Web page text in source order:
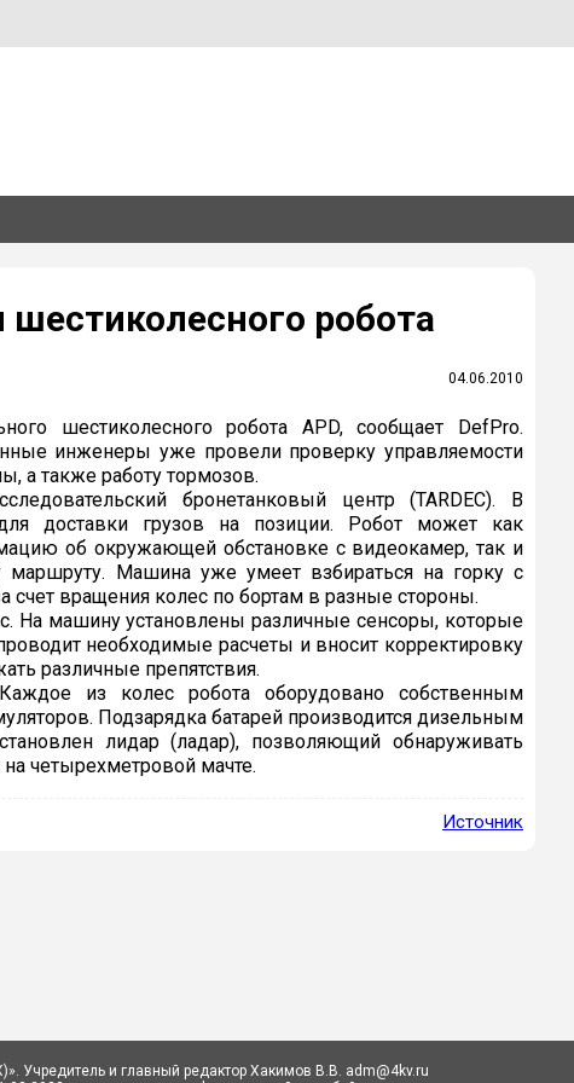
робота
04.06.2010
шестиколесного робота APD, сообщает DefPro.
инженеры уже провели проверку управляемости
а также работу тормозов.
бронетанковый центр (TARDEC). В
доставки грузов на позиции. Робот может как
об окружающей обстановке с видеокамер, так и
маршруту. Машина уже умеет взбираться на горку с
счет вращения колес по бортам в разные стороны.
На машину установлены различные сенсоры, которые
необходимые расчеты и вносит корректировку
различные препятствия.
из колес робота оборудовано собственным
Подзарядка батарей производится дизельным
лидар (ладар), позволяющий обнаруживать
четырехметровой мачте.
Источник
Учредитель и главный редактор Хакимов В.В. adm@4kv.ru